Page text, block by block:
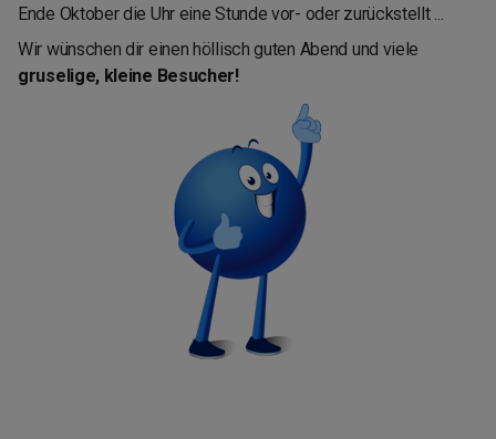
Ende Oktober die Uhr eine Stunde vor- oder zurückstellt ...
Wir wünschen dir einen höllisch guten Abend und viele
gruselige, kleine Besucher!